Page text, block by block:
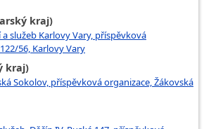
kraj)
služeb Karlovy Vary, příspěvková
56, Karlovy Vary
kraj)
Sokolov, příspěvková organizace, Žákovská